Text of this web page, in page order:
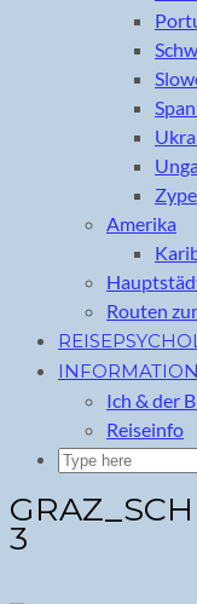
Amerika
Routen
INFORMATION
Ich & der
Reiseinfo
3